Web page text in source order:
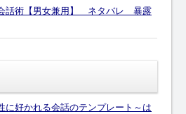
話術【男女兼用】 ネタバレ 暴露
に好かれる会話のテンプレート～は